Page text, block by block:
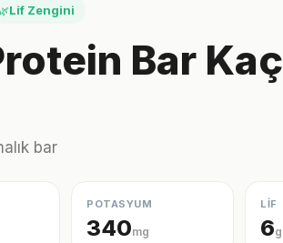
Lif Zengini
Bar Kaç
bar
POTASYUM
340mg
LİF
6g